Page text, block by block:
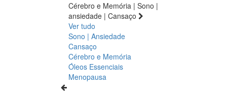
Cérebro e Memória | Sono |
ansiedade | Cansaço
Ver tudo
Sono | Ansiedade
Cansaço
Cérebro e Memória
Óleos Essenciais
Menopausa